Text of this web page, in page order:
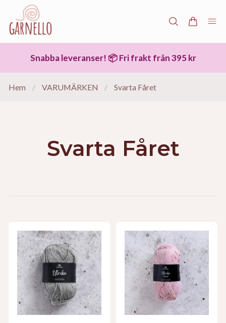
Snabba leveranser! 📦 Fri frakt från 395 kr
Hem / VARUMÄRKEN / Svarta Fåret
Svarta Fåret